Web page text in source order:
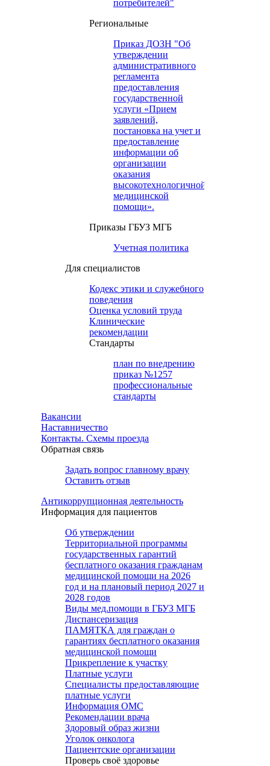
потребителей"
Региональные
Приказ ДОЗН "Об
утверждении
административного
регламента
предоставления
государственной
услуги «Прием
заявлений,
постановка на учет и
предоставление
информации об
организации
оказания
высокотехнологичной
медицинской
помощи».
Приказы ГБУЗ МГБ
Учетная политика
Для специалистов
Кодекс этики и служебного
поведения
Оценка условий труда
Клинические
рекомендации
Cтандарты
план по внедрению
приказ №1257
профессиональные
стандарты
Вакансии
Наставничество
Контакты. Схемы проезда
Обратная связь
Задать вопрос главному врачу
Оставить отзыв
Антикоррупционная деятельность
Информация для пациентов
Об утверждении
Территориальной программы
государственных гарантий
бесплатного оказания гражданам
медицинской помощи на 2026
год и на плановый период 2027 и
2028 годов
Виды мед.помощи в ГБУЗ МГБ
Диспансеризация
ПАМЯТКА для граждан о
гарантиях бесплатного оказания
медицинской помощи
Прикрепление к участку
Платные услуги
Специалисты предоставляющие
платные услуги
Информация ОМС
Рекомендации врача
Здоровый образ жизни
Уголок онколога
Пациентские организации
Проверь своё здоровье